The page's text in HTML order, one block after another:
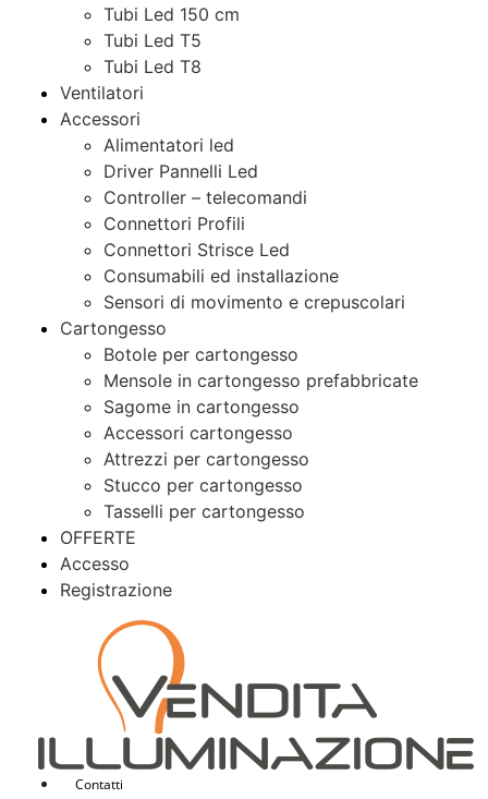
Tubi Led 150 cm
Tubi Led T5
Tubi Led T8
Ventilatori
Accessori
Alimentatori led
Driver Pannelli Led
Controller – telecomandi
Connettori Profili
Connettori Strisce Led
Consumabili ed installazione
Sensori di movimento e crepuscolari
Cartongesso
Botole per cartongesso
Mensole in cartongesso prefabbricate
Sagome in cartongesso
Accessori cartongesso
Attrezzi per cartongesso
Stucco per cartongesso
Tasselli per cartongesso
OFFERTE
Accesso
Registrazione
Contatti